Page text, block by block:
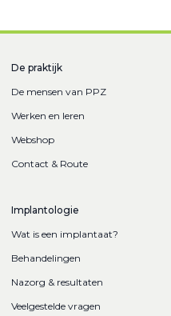
De praktijk
De mensen van PPZ
Werken en leren
Webshop
Contact & Route
Implantologie
Wat is een implantaat?
Behandelingen
Nazorg & resultaten
Veelgestelde vragen